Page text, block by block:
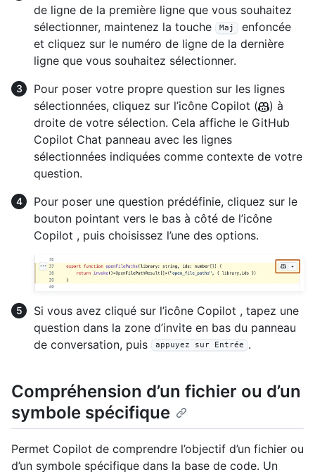
de ligne de la première ligne que vous souhaitez
sélectionner, maintenez la touche
Maj
enfoncée
et cliquez sur le numéro de ligne de la dernière
ligne que vous souhaitez sélectionner.
Pour poser votre propre question sur les lignes
sélectionnées, cliquez sur l’icône Copilot (
) à
droite de votre sélection. Cela affiche le GitHub
Copilot Chat panneau avec les lignes
sélectionnées indiquées comme contexte de votre
question.
Pour poser une question prédéfinie, cliquez sur le
bouton pointant vers le bas à côté de l’icône
Copilot , puis choisissez l’une des options.
Si vous avez cliqué sur l’icône Copilot , tapez une
question dans la zone d’invite en bas du panneau
de conversation, puis
appuyez sur Entrée .
Compréhension d’un fichier ou d’un
symbole spécifique
Permet Copilot de comprendre l’objectif d’un fichier ou
d’un symbole spécifique dans la base de code. Un